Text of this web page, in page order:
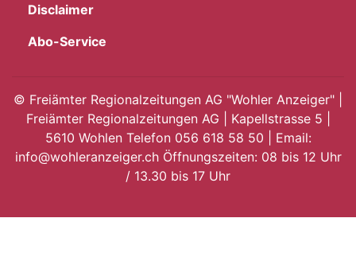
Disclaimer
Abo-Service
© Freiämter Regionalzeitungen AG "Wohler Anzeiger" |
Freiämter Regionalzeitungen AG | Kapellstrasse 5 |
5610 Wohlen Telefon 056 618 58 50 | Email:
info@wohleranzeiger.ch Öffnungszeiten: 08 bis 12 Uhr
/ 13.30 bis 17 Uhr